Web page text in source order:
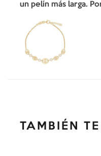
un pelín más larga.
TAMBIÉN